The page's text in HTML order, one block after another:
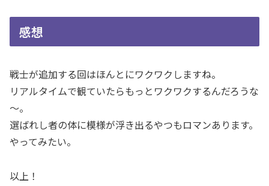
感想
戦士が追加する回はほんとにワクワクしますね。
リアルタイムで観ていたらもっとワクワクするんだろうな
～。
選ばれし者の体に模様が浮き出るやつもロマンあります。
やってみたい。
以上！